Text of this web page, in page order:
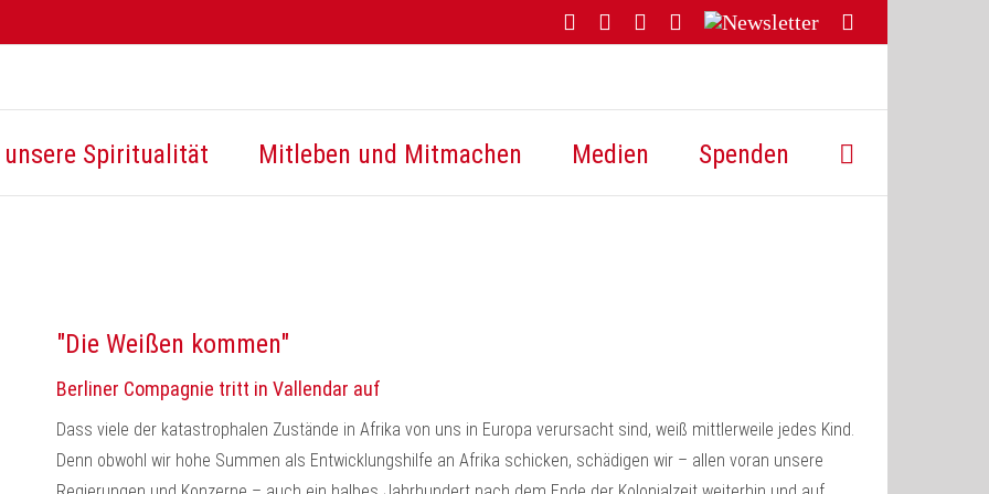
FacebookYouTubeInstagram
Threads
Newsletter
Mail
Spiritualität Mitleben und Mitmachen Medien Spenden
"Die Weißen kommen"
Berliner Compagnie tritt in Vallendar auf
Dass viele der katastrophalen Zustände in Afrika von uns in Europa verursacht sind, weiß mittlerweile jedes Kind.
Denn obwohl wir hohe Summen als Entwicklungshilfe an Afrika schicken, schädigen wir – allen voran unsere